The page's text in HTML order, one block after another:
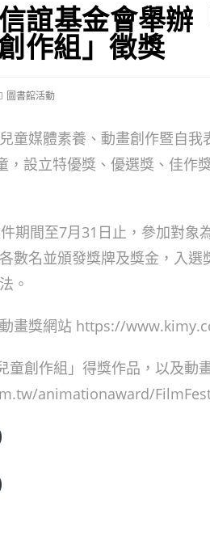
誼基金會舉辦
作組」徵獎
圖書館活動
童媒體素養、動畫創作暨自
，設立特優獎、優選獎、佳作
期間至7月31日止，參加對象
數名並頒發獎牌及獎金，入選
。
動畫獎網站 https://
創作組」得獎作品，以及動
animationaward/